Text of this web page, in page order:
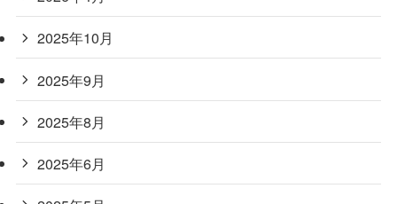
2025年10月
2025年9月
2025年8月
2025年6月